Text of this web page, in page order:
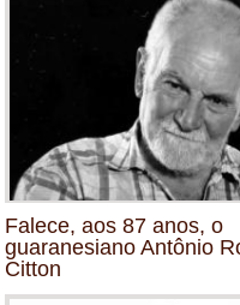
Falece, aos 87 anos, o
guaranesiano Antônio
Citton